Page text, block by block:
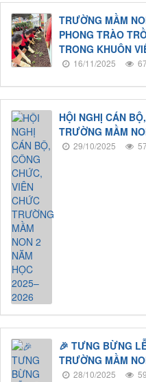
TRƯỜNG MẦM
PHONG TRÀO
TRONG KHUÔN
16/11/2025
HỘI NGHỊ CÁN
TRƯỜNG MẦM
29/10/2025
🎉 TƯNG BỪNG
TRƯỜNG MẦM
28/10/2025